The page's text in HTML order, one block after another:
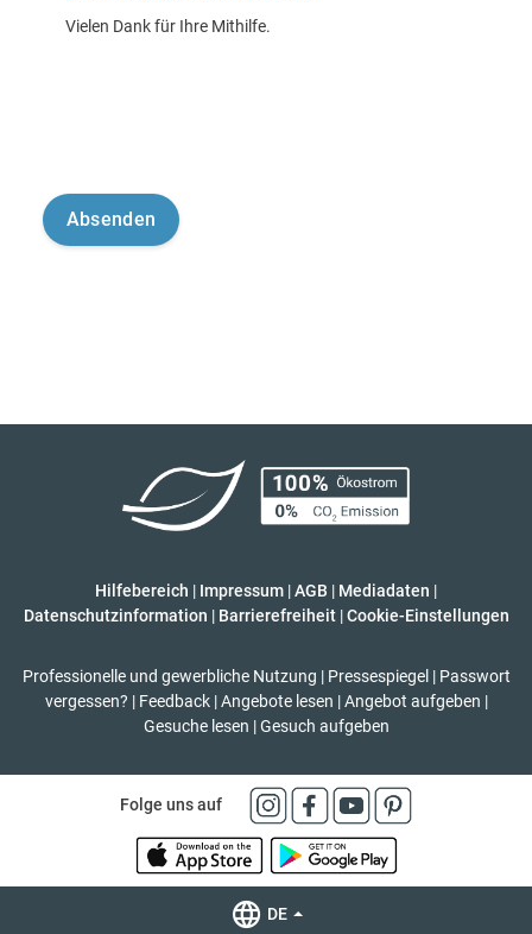
Vielen Dank für Ihre Mithilfe.
Hilfebereich | Impressum |AGB | Mediadaten |
Datenschutzinformation | Barrierefreiheit | Cookie-Einstellungen
Professionelle und gewerbliche Nutzung | Pressespiegel | Passwort
vergessen? | Feedback | Angebote lesen | Angebot aufgeben |
Gesuche lesen | Gesuch aufgeben
Folge uns auf
DE